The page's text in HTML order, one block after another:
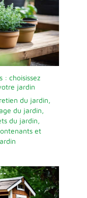
: choisissez
jardin
du jardin,
du jardin,
du jardin,
et